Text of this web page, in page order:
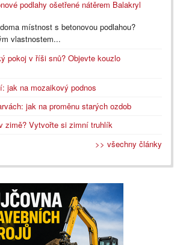
podlahy ošetřené nátěrem Balakryl
místnost s betonovou podlahou?
vlastnostem...
pokoj v říši snů? Objevte kouzlo
jak na mozaikový podnos
jak na proměnu starých ozdob
zimě? Vytvořte si zimní truhlík
>> všechny články